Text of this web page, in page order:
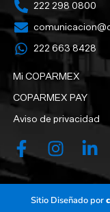
222 298 0800
222 663 8428‬
Mi COPARMEX
COPARMEX PAY
Aviso de privacidad
Sitio Diseñado por